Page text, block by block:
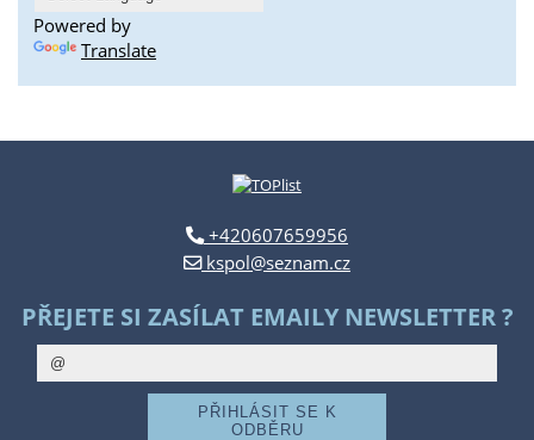
Powered by
Translate
+420607659956
kspol@seznam.cz
PŘEJETE SI ZASÍLAT EMAILY NEWSLETTER ?